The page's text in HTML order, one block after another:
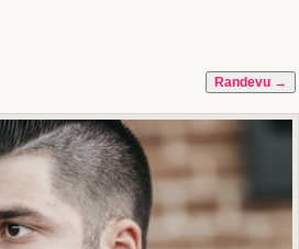
Randevu →